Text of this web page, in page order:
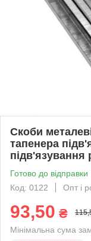
Скоби
тапенера
підв'язування
Готово до відправки
Код: 0122
Опт і
93,50 ₴
Мінімальна сума